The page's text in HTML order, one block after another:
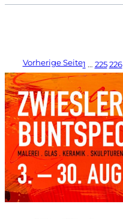
Vorherige Seite1 … 225 226